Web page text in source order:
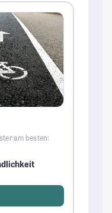
am besten: